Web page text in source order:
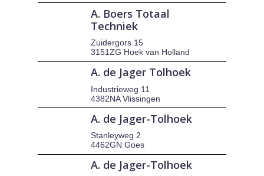
A. Boers Totaal
Techniek
Zuidergors 15
3151ZG Hoek van Holland
A. de Jager Tolhoek
Industrieweg 11
4382NA Vlissingen
A. de Jager-Tolhoek
Stanleyweg 2
4462GN Goes
A. de Jager-Tolhoek